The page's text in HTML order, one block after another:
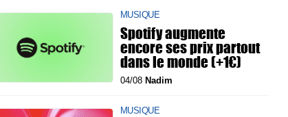
MUSIQUE
Spotify augmente
encore ses prix partout
dans le monde (+1€)
04/08 Nadim
MUSIQUE